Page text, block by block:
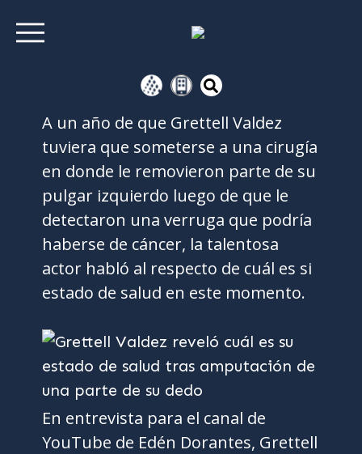
A un año de que Grettell Valdez
tuviera que someterse a una cirugía
en donde le removieron parte de su
pulgar izquierdo luego de que le
detectaron una verruga que podría
haberse de cáncer, la talentosa
actor habló al respecto de cuál es si
estado de salud en este momento.
En entrevista para el canal de
YouTube de Edén Dorantes, Grettell